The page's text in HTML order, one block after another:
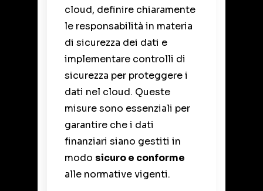
cloud, definire chiaramente
le responsabilità in materia
di sicurezza dei dati e
implementare controlli di
sicurezza per proteggere i
dati nel cloud. Queste
misure sono essenziali per
garantire che i dati
finanziari siano gestiti in
modo sicuro e conforme
alle normative vigenti.